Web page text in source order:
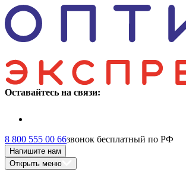
Оставайтесь на связи:
8 800 555 00 66звонок бесплатный по РФ
Напишите нам
Открыть меню